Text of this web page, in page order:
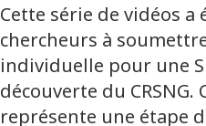
Cette série de vidéos a
chercheurs à
individuelle pour une
découverte du CRSNG.
représente une étape